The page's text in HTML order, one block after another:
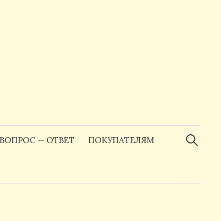
— ОТВЕТ ПОКУПАТЕЛЯМ Найти: